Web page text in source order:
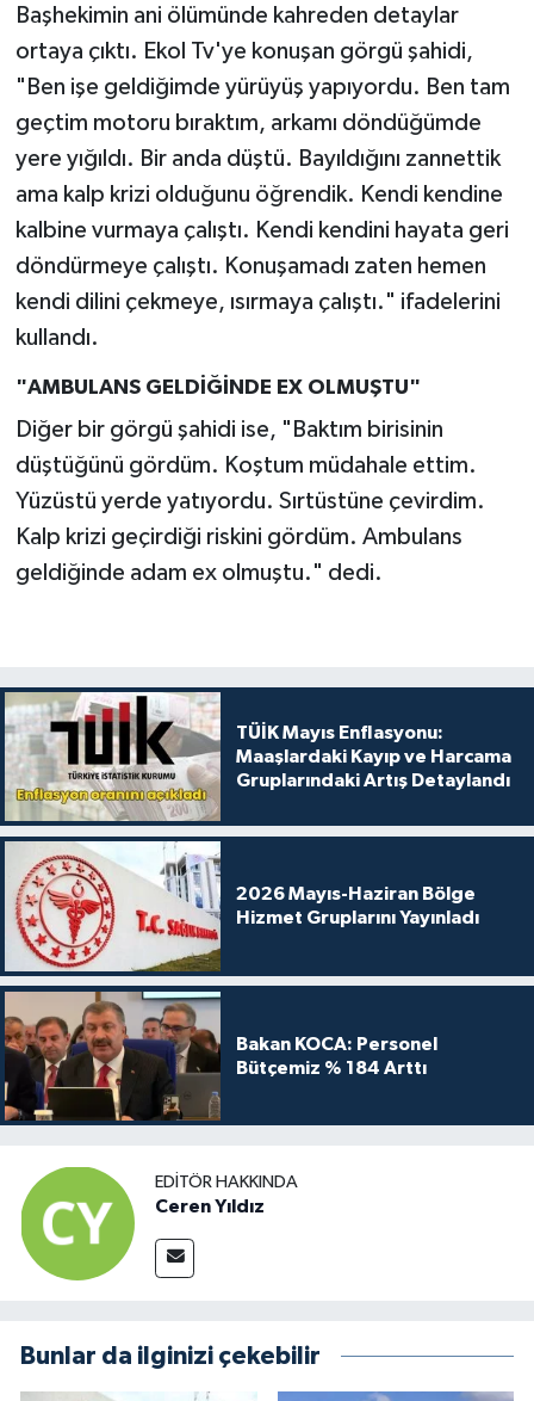
Başhekimin ani ölümünde kahreden detaylar
ortaya çıktı. Ekol Tv'ye konuşan görgü şahidi,
"Ben işe geldiğimde yürüyüş yapıyordu. Ben tam
geçtim motoru bıraktım, arkamı döndüğümde
yere yığıldı. Bir anda düştü. Bayıldığını zannettik
ama kalp krizi olduğunu öğrendik. Kendi kendine
kalbine vurmaya çalıştı. Kendi kendini hayata geri
döndürmeye çalıştı. Konuşamadı zaten hemen
kendi dilini çekmeye, ısırmaya çalıştı." ifadelerini
kullandı.
"AMBULANS GELDİĞİNDE EX OLMUŞTU"
Diğer bir görgü şahidi ise, "Baktım birisinin
düştüğünü gördüm. Koştum müdahale ettim.
Yüzüstü yerde yatıyordu. Sırtüstüne çevirdim.
Kalp krizi geçirdiği riskini gördüm. Ambulans
geldiğinde adam ex olmuştu." dedi.
TÜİK Mayıs Enflasyonu:
Maaşlardaki Kayıp ve Harcama
Gruplarındaki Artış Detaylandı
2026 Mayıs-Haziran Bölge
Hizmet Gruplarını Yayınladı
Bakan KOCA: Personel
Bütçemiz % 184 Arttı
EDITÖR HAKKINDA
Ceren Yıldız
Bunlar da ilginizi çekebilir